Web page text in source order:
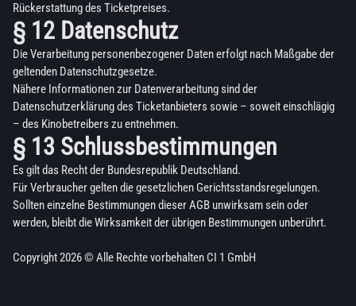
Rückerstattung des Ticketpreises.
§ 12 Datenschutz
Die Verarbeitung personenbezogener Daten erfolgt nach Maßgabe der
geltenden Datenschutzgesetze.
Nähere Informationen zur Datenverarbeitung sind der
Datenschutzerklärung des Ticketanbieters sowie – soweit einschlägig
– des Kinobetreibers zu entnehmen.
§ 13 Schlussbestimmungen
Es gilt das Recht der Bundesrepublik Deutschland.
Für Verbraucher gelten die gesetzlichen Gerichtsstandsregelungen.
Sollten einzelne Bestimmungen dieser AGB unwirksam sein oder
werden, bleibt die Wirksamkeit der übrigen Bestimmungen unberührt.
Copyright 2026 © Alle Rechte vorbehalten CI 1 GmbH